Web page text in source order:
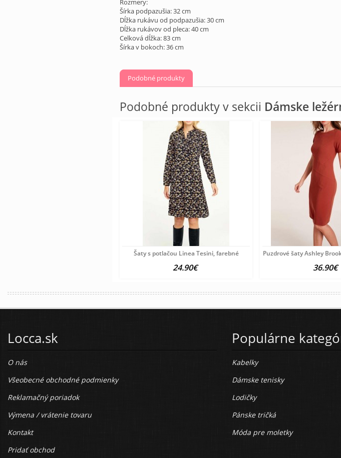
Rozmery:
Šírka podpazušia: 32 cm
Dĺžka rukávu od podpazušia: 30 cm
Dĺžka rukávov od pleca: 40 cm
Celková dĺžka: 83 cm
Šírka v bokoch: 36 cm
Podobné produkty
Podobné produkty v sekcii Dámske
Šaty s potlačou Linea Tesini, farebné
24.90€
Puzdrové šaty Ashley
36.90€
Locca.sk
O nás
Všeobecné obchodné podmienky
Reklamačný poriadok
Výmena / vrátenie tovaru
Kontakt
Pridať obchod
Populárne
Kabelky
Dámske tenisky
Lodičky
Pánske tričká
Móda pre moletky